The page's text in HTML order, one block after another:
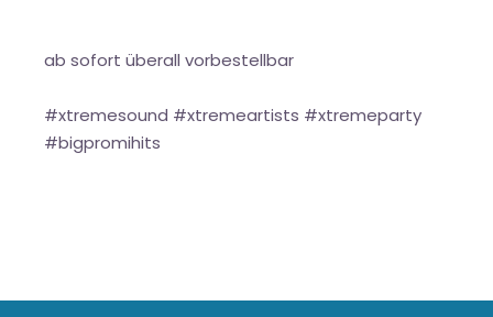
ab sofort überall vorbestellbar
#xtremesound #xtremeartists #xtremeparty
#bigpromihits